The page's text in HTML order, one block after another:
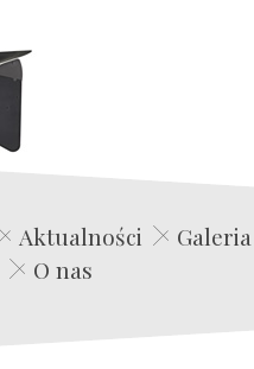
Edwin Film Agencja Aktorska
Aktualności
Galeria
O nas